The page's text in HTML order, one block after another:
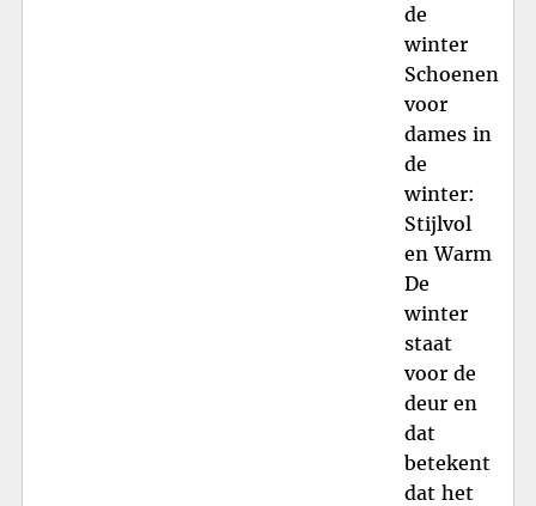
de
winter
Schoenen
voor
dames in
de
winter:
Stijlvol
en Warm
De
winter
staat
voor de
deur en
dat
betekent
dat het